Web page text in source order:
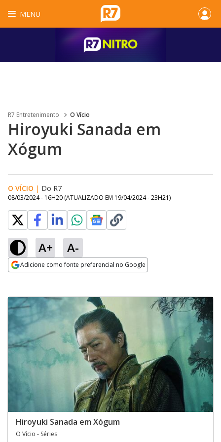
MENU
R7 Entretenimento O Vício
Hiroyuki Sanada em
Xógum
O VÍCIO | Do R7
08/03/2024 - 16H20 (ATUALIZADO EM 19/04/2024 - 23H21)
A+ A-
Adicione como fonte preferencial no Google
Hiroyuki Sanada em Xógum
O Vício - Séries